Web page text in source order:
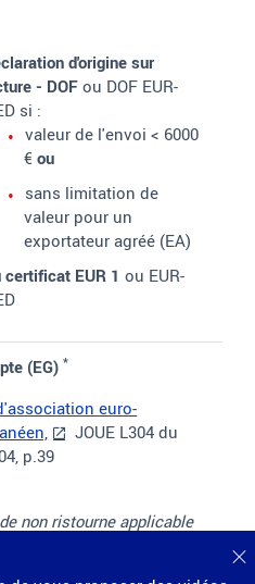
d'origine sur
- DOFou DOF EUR-
si :
valeur de l'envoi < 6000
€ou
sans limitation de
valeur pour un
exportateur agréé (EA)
certificat EUR 1 ou EUR-
(EG)*
euro-
JOUE L304 du
p.39
non ristourne applicable